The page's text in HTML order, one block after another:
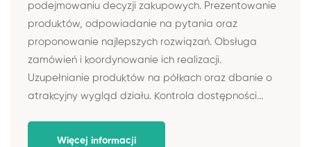
podejmowaniu decyzji zakupowych. Prezentowanie
produktów, odpowiadanie na pytania oraz
proponowanie najlepszych rozwiązań. Obsługa
zamówień i koordynowanie ich realizacji.
Uzupełnianie produktów na półkach oraz dbanie o
atrakcyjny wygląd działu. Kontrola dostępności...
Więcej informacji